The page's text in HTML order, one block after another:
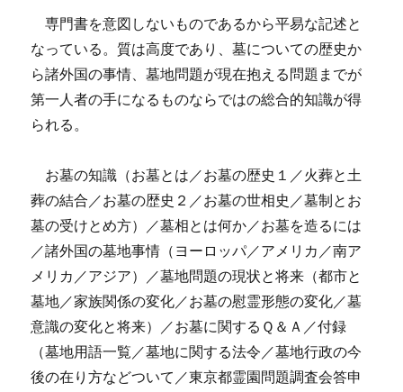
専門書を意図しないものであるから平易な記述と
なっている。質は高度であり、墓についての歴史か
ら諸外国の事情、墓地問題が現在抱える問題までが
第一人者の手になるものならではの総合的知識が得
られる。
お墓の知識（お墓とは／お墓の歴史１／火葬と土
葬の結合／お墓の歴史２／お墓の世相史／墓制とお
墓の受けとめ方）／墓相とは何か／お墓を造るには
／諸外国の墓地事情（ヨーロッパ／アメリカ／南ア
メリカ／アジア）／墓地問題の現状と将来（都市と
墓地／家族関係の変化／お墓の慰霊形態の変化／墓
意識の変化と将来）／お墓に関するＱ＆Ａ／付録
（墓地用語一覧／墓地に関する法令／墓地行政の今
後の在り方などついて／東京都霊園問題調査会答申